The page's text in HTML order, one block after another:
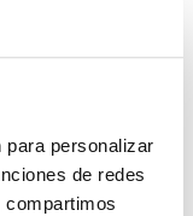
personalizar
de redes
Volumen
1 mL